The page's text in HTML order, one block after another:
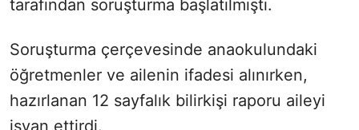
tarafından soruşturma başlatılmıştı.
Soruşturma çerçevesinde anaokulundaki
öğretmenler ve ailenin ifadesi alınırken,
hazırlanan 12 sayfalık bilirkişi raporu aileyi